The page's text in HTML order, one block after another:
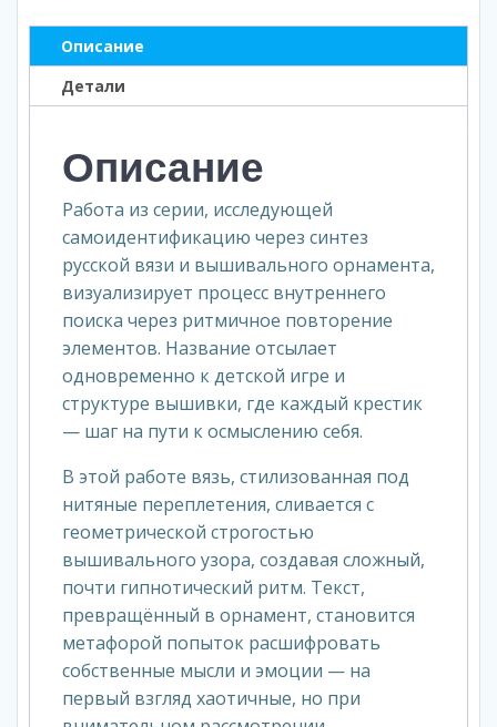
Описание
Детали
Описание
Работа из серии, исследующей
самоидентификацию через синтез
русской вязи и вышивального орнамента,
визуализирует процесс внутреннего
поиска через ритмичное повторение
элементов. Название отсылает
одновременно к детской игре и
структуре вышивки, где каждый крестик
— шаг на пути к осмыслению себя.
В этой работе вязь, стилизованная под
нитяные переплетения, сливается с
геометрической строгостью
вышивального узора, создавая сложный,
почти гипнотический ритм. Текст,
превращённый в орнамент, становится
метафорой попыток расшифровать
собственные мысли и эмоции — на
первый взгляд хаотичные, но при